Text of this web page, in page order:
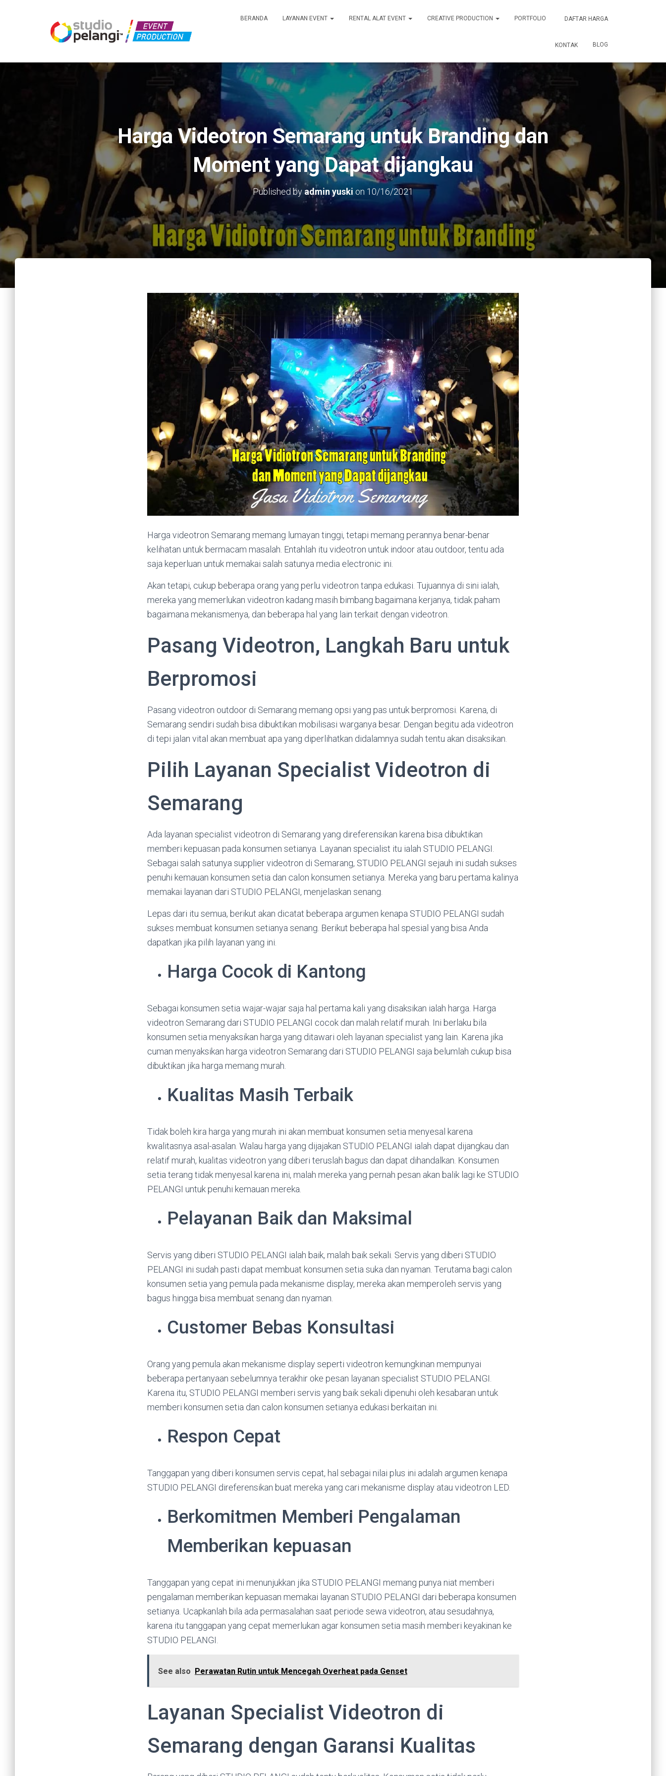
BERANDA LAYANAN EVENT RENTAL ALAT EVENT CREATIVE PRODUCTION PORTFOLIO DAFTAR HARGA
KONTAK BLOG
Harga Videotron Semarang untuk Branding dan
Moment yang Dapat dijangkau
Published by admin yuski on 10/16/2021
Harga videotron Semarang memang lumayan tinggi, tetapi memang perannya benar-benar
kelihatan untuk bermacam masalah. Entahlah itu videotron untuk indoor atau outdoor, tentu ada
saja keperluan untuk memakai salah satunya media electronic ini.
Akan tetapi, cukup beberapa orang yang perlu videotron tanpa edukasi. Tujuannya di sini ialah,
mereka yang memerlukan videotron kadang masih bimbang bagaimana kerjanya, tidak paham
bagaimana mekanismenya, dan beberapa hal yang lain terkait dengan videotron.
Pasang Videotron, Langkah Baru untuk
Berpromosi
Pasang videotron outdoor di Semarang memang opsi yang pas untuk berpromosi. Karena, di
Semarang sendiri sudah bisa dibuktikan mobilisasi warganya besar. Dengan begitu ada videotron
di tepi jalan vital akan membuat apa yang diperlihatkan didalamnya sudah tentu akan disaksikan.
Pilih Layanan Specialist Videotron di
Semarang
Ada layanan specialist videotron di Semarang yang direferensikan karena bisa dibuktikan
memberi kepuasan pada konsumen setianya. Layanan specialist itu ialah STUDIO PELANGI.
Sebagai salah satunya supplier videotron di Semarang, STUDIO PELANGI sejauh ini sudah sukses
penuhi kemauan konsumen setia dan calon konsumen setianya. Mereka yang baru pertama kalinya
memakai layanan dari STUDIO PELANGI, menjelaskan senang.
Lepas dari itu semua, berikut akan dicatat beberapa argumen kenapa STUDIO PELANGI sudah
sukses membuat konsumen setianya senang. Berikut beberapa hal spesial yang bisa Anda
dapatkan jika pilih layanan yang ini.
Harga Cocok di Kantong
Sebagai konsumen setia wajar-wajar saja hal pertama kali yang disaksikan ialah harga. Harga
videotron Semarang dari STUDIO PELANGI cocok dan malah relatif murah. Ini berlaku bila
konsumen setia menyaksikan harga yang ditawari oleh layanan specialist yang lain. Karena jika
cuman menyaksikan harga videotron Semarang dari STUDIO PELANGI saja belumlah cukup bisa
dibuktikan jika harga memang murah.
Kualitas Masih Terbaik
Tidak boleh kira harga yang murah ini akan membuat konsumen setia menyesal karena
kwalitasnya asal-asalan. Walau harga yang dijajakan STUDIO PELANGI ialah dapat dijangkau dan
relatif murah, kualitas videotron yang diberi teruslah bagus dan dapat dihandalkan. Konsumen
setia terang tidak menyesal karena ini, malah mereka yang pernah pesan akan balik lagi ke STUDIO
PELANGI untuk penuhi kemauan mereka.
Pelayanan Baik dan Maksimal
Servis yang diberi STUDIO PELANGI ialah baik, malah baik sekali. Servis yang diberi STUDIO
PELANGI ini sudah pasti dapat membuat konsumen setia suka dan nyaman. Terutama bagi calon
konsumen setia yang pemula pada mekanisme display, mereka akan memperoleh servis yang
bagus hingga bisa membuat senang dan nyaman.
Customer Bebas Konsultasi
Orang yang pemula akan mekanisme display seperti videotron kemungkinan mempunyai
beberapa pertanyaan sebelumnya terakhir oke pesan layanan specialist STUDIO PELANGI.
Karena itu, STUDIO PELANGI memberi servis yang baik sekali dipenuhi oleh kesabaran untuk
memberi konsumen setia dan calon konsumen setianya edukasi berkaitan ini.
Respon Cepat
Tanggapan yang diberi konsumen servis cepat, hal sebagai nilai plus ini adalah argumen kenapa
STUDIO PELANGI direferensikan buat mereka yang cari mekanisme display atau videotron LED.
Berkomitmen Memberi Pengalaman
Memberikan kepuasan
Tanggapan yang cepat ini menunjukkan jika STUDIO PELANGI memang punya niat memberi
pengalaman memberikan kepuasan memakai layanan STUDIO PELANGI dari beberapa konsumen
setianya. Ucapkanlah bila ada permasalahan saat periode sewa videotron, atau sesudahnya,
karena itu tanggapan yang cepat memerlukan agar konsumen setia masih memberi keyakinan ke
STUDIO PELANGI.
See also Perawatan Rutin untuk Mencegah Overheat pada Genset
Layanan Specialist Videotron di
Semarang dengan Garansi Kualitas